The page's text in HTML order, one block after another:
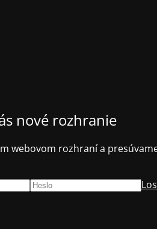
nové rozhranie
webovom rozhraní a